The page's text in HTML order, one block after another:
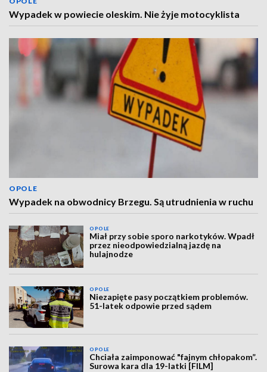
Wypadek w powiecie oleskim. Nie żyje motocyklista
OPOLE
Wypadek na obwodnicy Brzegu. Są utrudnienia w ruchu
OPOLE
Miał przy sobie sporo narkotyków. Wpadł
przez nieodpowiedzialną jazdę na
hulajnodze
OPOLE
Niezapięte pasy początkiem problemów.
51-latek odpowie przed sądem
OPOLE
Chciała zaimponować "fajnym chłopakom”.
Surowa kara dla 19-latki [FILM]